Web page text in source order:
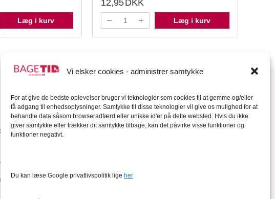
Vi elsker cookies - administrer samtykke
For at give de bedste oplevelser bruger vi teknologier som cookies til at gemme og/eller
få adgang til enhedsoplysninger. Samtykke til disse teknologier vil give os mulighed for at
behandle data såsom browseradfærd eller unikke id'er på dette websted. Hvis du ikke
giver samtykke eller trækker dit samtykke tilbage, kan det påvirke visse funktioner og
funktioner negativt.
Du kan læse Google privatlivspolitik lige her
Læg i kurv
12,95DKK
Læg i kurv
smiley-rapporter